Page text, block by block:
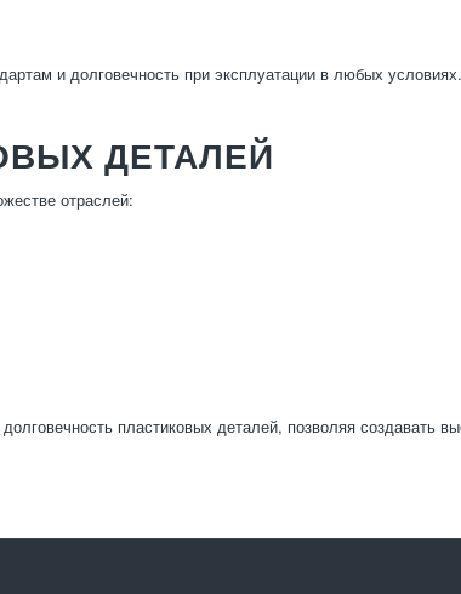
и долговечность при эксплуатации в любых условиях.
ДЕТАЛЕЙ
отраслей:
пластиковых деталей, позволяя создавать